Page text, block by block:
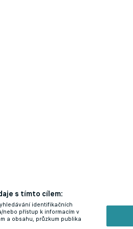
s tímto cílem:
identifikačních
nebo přístup k informacím v
a obsahu, průzkum publika